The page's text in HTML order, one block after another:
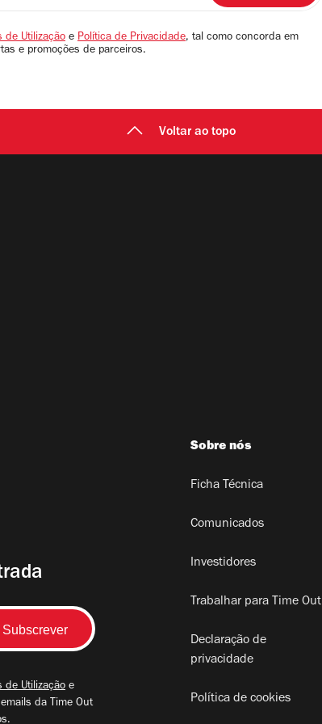
de Utilização e Política de Privacidade, tal como concorda em
e promoções de parceiros.
Voltar ao topo
de Utilização e
da Time Out
Sobre nós
Ficha Técnica
Comunicados
Investidores
Trabalhar para Time Out
Declaração de
privacidade
Política de cookies